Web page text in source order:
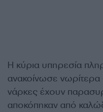
Η κύρια υπηρεσία
ανακοίνωσε νωρίτερα
νάρκες έχουν
αποκόπηκαν από